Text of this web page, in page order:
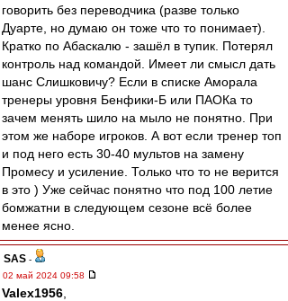
говорить без переводчика (разве только
Дуарте, но думаю он тоже что то понимает).
Кратко по Абаскалю - зашёл в тупик. Потерял
контроль над командой. Имеет ли смысл дать
шанс Слишковичу? Если в списке Аморала
тренеры уровня Бенфики-Б или ПАОКа то
зачем менять шило на мыло не понятно. При
этом же наборе игроков. А вот если тренер топ
и под него есть 30-40 мультов на замену
Промесу и усиление. Только что то не верится
в это ) Уже сейчас понятно что под 100 летие
бомжатни в следующем сезоне всё более
менее ясно.
SAS -
02 май 2024 09:58
Valex1956